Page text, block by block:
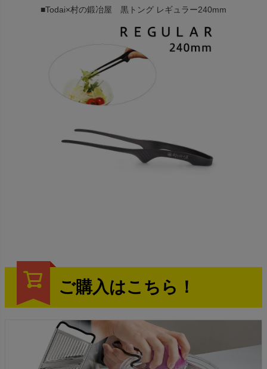
■Todai×村の鍛冶屋 黒トング レギュラー240mm
ご購入はこちら！